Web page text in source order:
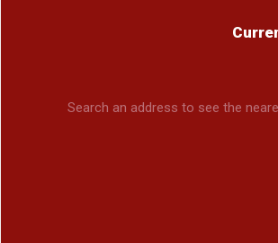
Search an address to see the